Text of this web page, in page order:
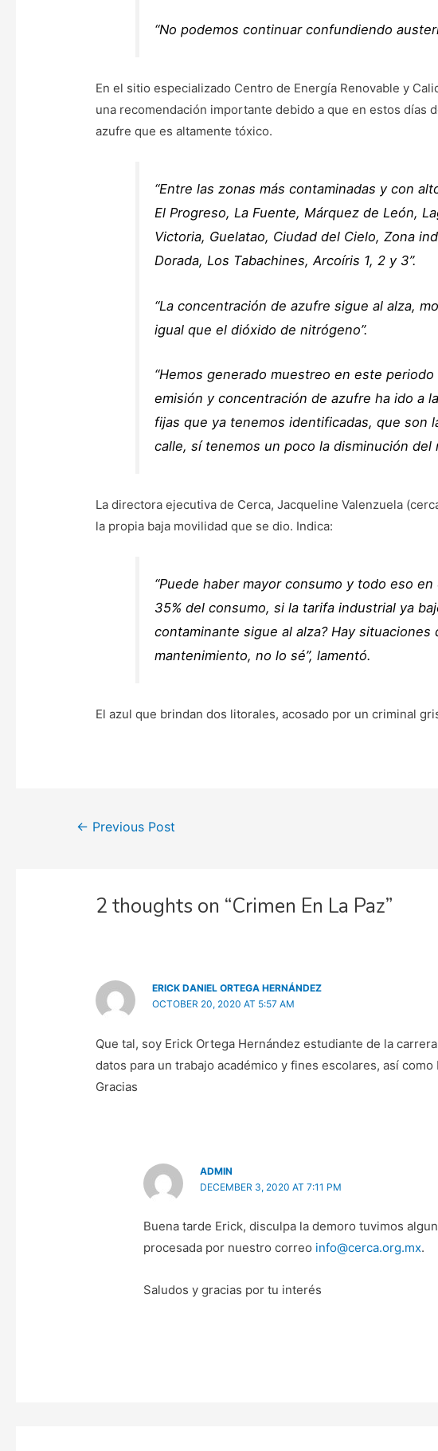
“No podemos continuar confundiendo
En el sitio especializado Centro de Energía Renovable y
una recomendación importante debido a que en estos días
azufre que es altamente tóxico.
“Entre las zonas más contaminadas y con
El Progreso, La Fuente, Márquez de León,
Victoria, Guelatao, Ciudad del Cielo, Zona
Dorada, Los Tabachines, Arcoíris 1, 2 y 3”.
“La concentración de azufre sigue al alza,
igual que el dióxido de nitrógeno”.
“Hemos generado muestreo en este
emisión y concentración de azufre ha ido a
fijas que ya tenemos identificadas, que son
calle, sí tenemos un poco la disminución
La directora ejecutiva de Cerca, Jacqueline Valenzuela
la propia baja movilidad que se dio. Indica:
“Puede haber mayor consumo y todo eso
35% del consumo, si la tarifa industrial ya
contaminante sigue al alza? Hay
mantenimiento, no lo sé”, lamentó.
El azul que brindan dos litorales, acosado por un criminal
Post← Previous Post
2 thoughts on “Crimen En La Paz”
ERICK DANIEL ORTEGA HERNÁNDEZ
OCTOBER 20, 2020 AT 5:57 AM
Que tal, soy Erick Ortega Hernández estudiante de la
datos para un trabajo académico y fines escolares, así
Gracias
ADMIN
DECEMBER 3, 2020 AT 7:11 PM
Buena tarde Erick, disculpa la demoro tuvimos
procesada por nuestro correo info@cerca.org.mx.
Saludos y gracias por tu interés